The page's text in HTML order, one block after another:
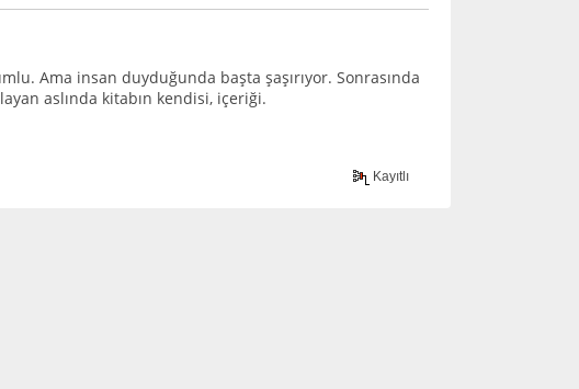
Ama insan duyduğunda başta şaşırıyor. Sonrasında
aslında kitabın kendisi, içeriği.
Kayıtlı